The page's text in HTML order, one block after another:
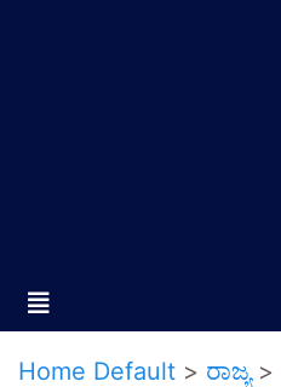
Home Default > ರಾಜ್ಯ>